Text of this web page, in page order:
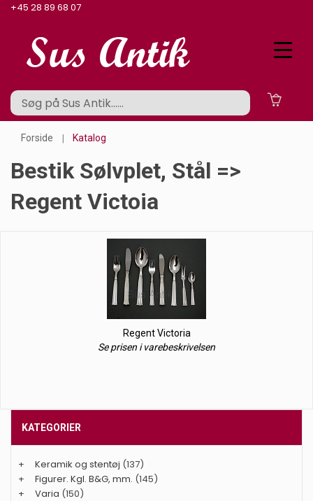
+45 28 89 68 07
Forside Katalog
Bestik Sølvplet, Stål =>
Regent Victoia
Regent Victoria
Se prisen i varebeskrivelsen
KATEGORIER
+ Keramik og stentøj (137)
+
Figurer. Kgl. B&G, mm. (145)
+
Varia (150)